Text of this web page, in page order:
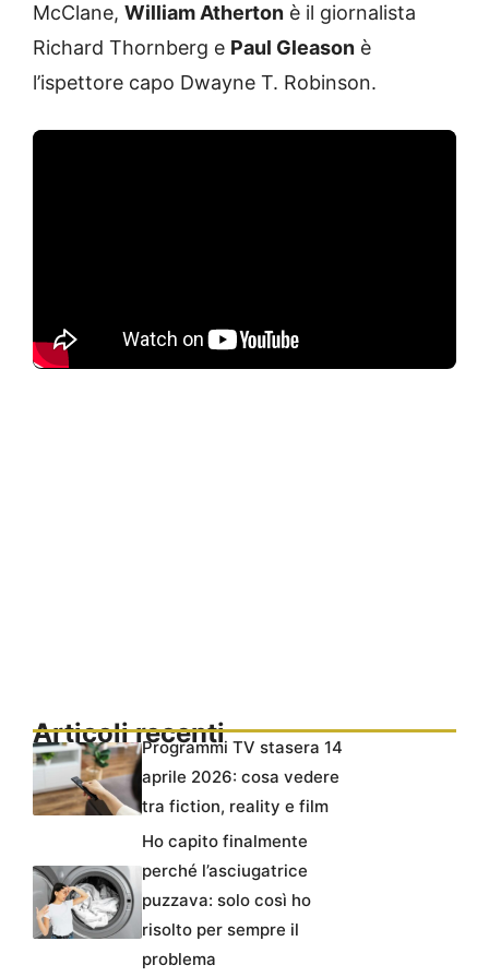
McClane, William Atherton è il giornalista
Richard Thornberg e Paul Gleason è
l’ispettore capo Dwayne T. Robinson.
Articoli recentiProgrammi TV stasera 14
aprile 2026: cosa vedere
tra fiction, reality e film
Ho capito finalmente
perché l’asciugatrice
puzzava: solo così ho
risolto per sempre il
problema